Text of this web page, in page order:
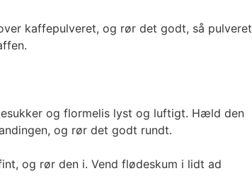
kaffepulveret, og rør det godt, så pulveret
og flormelis lyst og luftigt. Hæld den
og rør det godt rundt.
og rør den i. Vend flødeskum i lidt ad